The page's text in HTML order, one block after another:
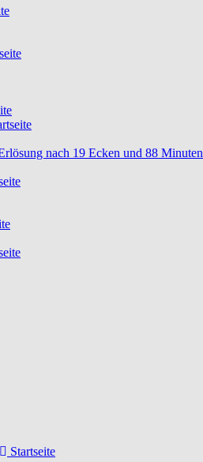
nach 19 Ecken und 88 Minuten
Startseite